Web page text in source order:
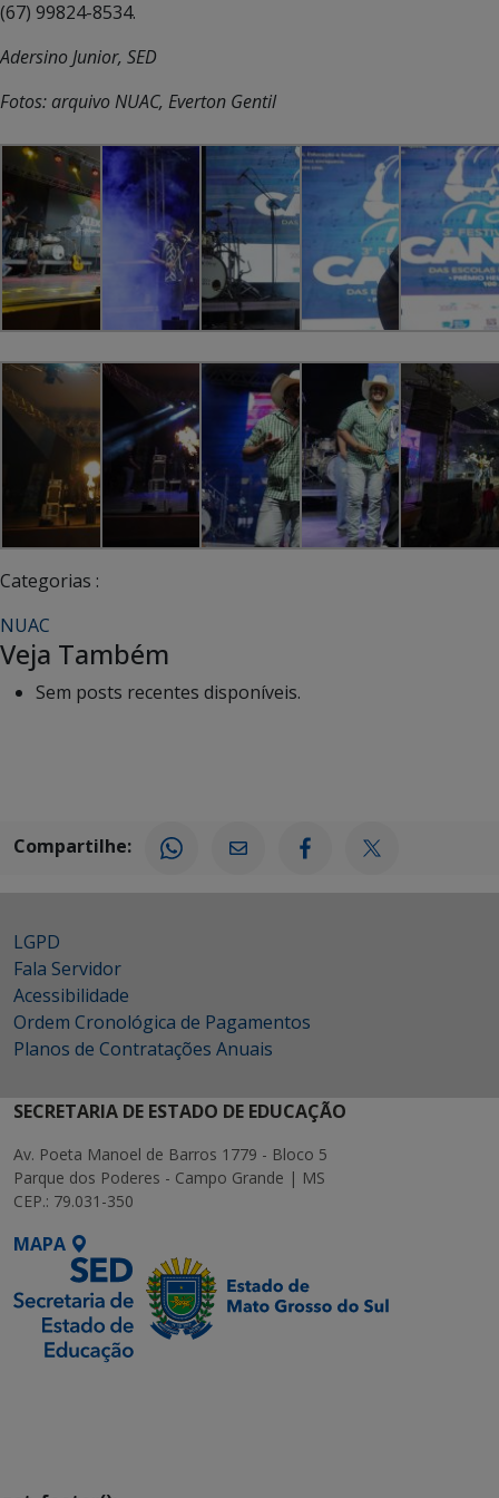
(67) 99824-8534.
Adersino Junior, SED
Fotos: arquivo NUAC, Everton Gentil
Categorias :
NUAC
Veja Também
Sem posts recentes disponíveis.
Compartilhe:
LGPD
Fala Servidor
Acessibilidade
Ordem Cronológica de Pagamentos
Planos de Contratações Anuais
SECRETARIA DE ESTADO DE EDUCAÇÃO
Av. Poeta Manoel de Barros 1779 - Bloco 5
Parque dos Poderes - Campo Grande | MS
CEP.: 79.031-350
MAPA